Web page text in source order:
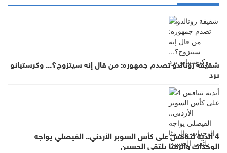
شقيقة رونالدو تصدم جمهوره: من قال إنه سيتزوج؟... وكرستيانو
يرد
4 أندية تتنافس على كأس السوبر الأردني.. الفيصلي يواجه
الوحدات والرمثا يلتقي الحسين